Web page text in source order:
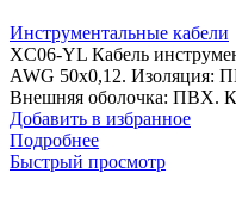
Инструментальные кабели
XC06-YL Кабель
AWG 50х0,12. Изоляция:
Внешняя оболочка: ПВХ.
Добавить в избранное
Подробнее
Быстрый просмотр